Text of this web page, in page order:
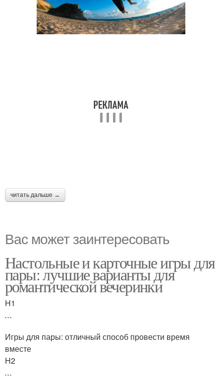
читать дальше →
Вас может заинтересовать
Настольные и карточные игры для
пары: лучшие варианты для
романтической вечеринки
H1
```
Игры для пары: отличный способ провести время
вместе
H2
```